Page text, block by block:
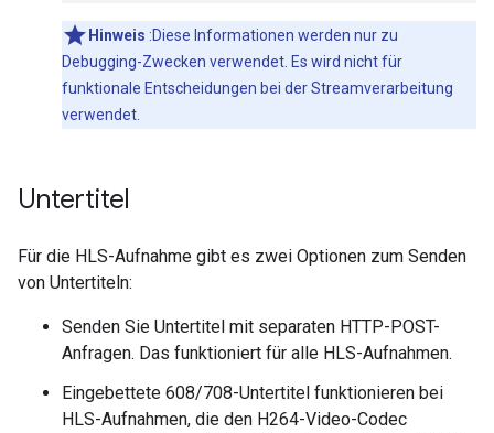
Hinweis :Diese Informationen werden nur zu
Debugging-Zwecken verwendet. Es wird nicht für
funktionale Entscheidungen bei der Streamverarbeitung
verwendet.
Untertitel
Für die HLS-Aufnahme gibt es zwei Optionen zum Senden
von Untertiteln:
Senden Sie Untertitel mit separaten HTTP-POST-
Anfragen. Das funktioniert für alle HLS-Aufnahmen.
Eingebettete 608/708-Untertitel funktionieren bei
HLS-Aufnahmen, die den H264-Video-Codec